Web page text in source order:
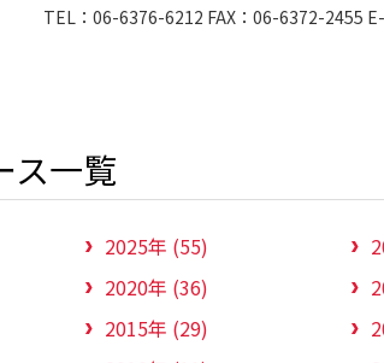
TEL：06-6376-6212 FAX：06-6372-2455 E-
ス一覧
2025年 (55)
2020年 (36)
2015年 (29)